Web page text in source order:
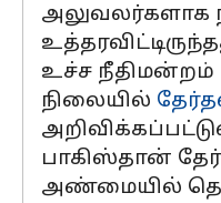
அலுவலர்களாக
உச்ச நீதிமன்றம்
நிலையில்
பாகிஸ்தான்
அண்மையில்